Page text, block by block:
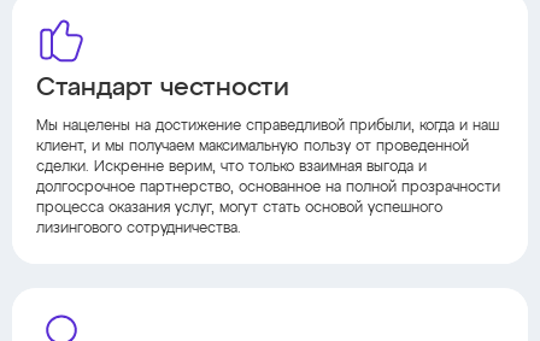
Стандарт честности
Мы нацелены на достижение справедливой прибыли, когда и наш
клиент, и мы получаем максимальную пользу от проведенной
сделки. Искренне верим, что только взаимная выгода и
долгосрочное партнерство, основанное на полной прозрачности
процесса оказания услуг, могут стать основой успешного
лизингового сотрудничества.